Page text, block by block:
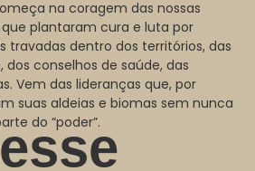
na coragem das nossas
plantaram cura e luta por
travadas dentro dos territórios, das
dos conselhos de saúde, das
Vem das lideranças que, por
suas aldeias e biomas sem nunca
do “poder”.